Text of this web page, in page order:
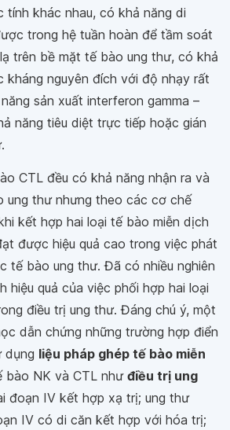
tính khác nhau, có khả năng di
trong hệ tuần hoàn để tầm soát
trên bề mặt tế bào ung thư, có khả
kháng nguyên đích với độ nhạy rất
sản xuất interferon gamma –
năng tiêu diệt trực tiếp hoặc gián
CTL đều có khả năng nhận ra và
ung thư nhưng theo các cơ chế
kết hợp hai loại tế bào miễn dịch
được hiệu quả cao trong việc phát
tế bào ung thư. Đã có nhiều nghiên
hiệu quả của việc phối hợp hai loại
điều trị ung thư. Đáng chú ý, một
dẫn chứng những trường hợp điển
dụng liệu pháp ghép tế bào miễn
bào NK và CTL nhưđiều trị ung
đoạn IV kết hợp xạ trị; ung thư
IV có di căn kết hợp với hóa trị;